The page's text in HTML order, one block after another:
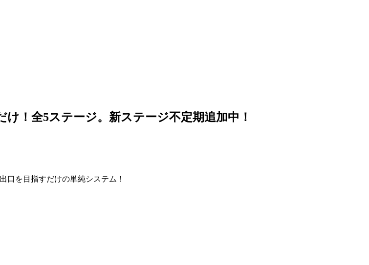
！全5ステージ。新ステージ不定期追加中！
口を目指すだけの単純システム！